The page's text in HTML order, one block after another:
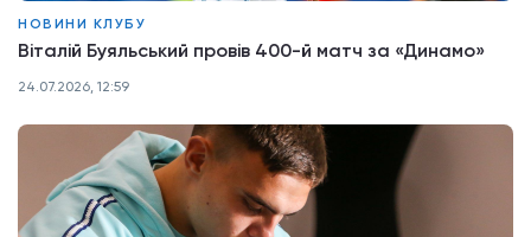
НОВИНИ КЛУБУ
Віталій Буяльський провів 400-й матч за «Динамо»
24.07.2026, 12:59